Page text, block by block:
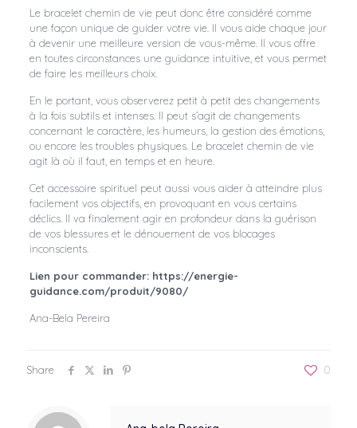
Le bracelet chemin de vie peut donc être considéré comme
une façon unique de guider votre vie. Il vous aide chaque jour
à devenir une meilleure version de vous-même. Il vous offre
en toutes circonstances une guidance intuitive, et vous permet
de faire les meilleurs choix.
En le portant, vous observerez petit à petit des changements
à la fois subtils et intenses. Il peut s’agit de changements
concernant le caractère, les humeurs, la gestion des émotions,
ou encore les troubles physiques. Le bracelet chemin de vie
agit là où il faut, en temps et en heure.
Cet accessoire spirituel peut aussi vous aider à atteindre plus
facilement vos objectifs, en provoquant en vous certains
déclics. Il va finalement agir en profondeur dans la guérison
de vos blessures et le dénouement de vos blocages
inconscients.
Lien pour commander: https://energie-
guidance.com/produit/9080/
Ana-Bela Pereira
Share 0